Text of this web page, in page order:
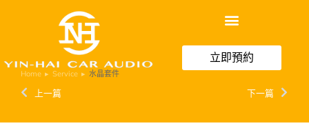
立即預約
You are here:
Home Service 水晶套件
上一篇 下一篇